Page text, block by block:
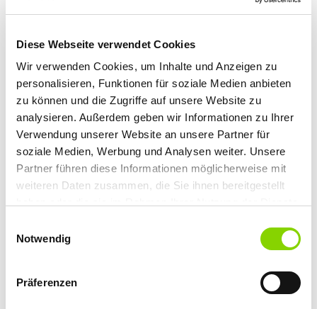
Diese Webseite verwendet Cookies
Wir verwenden Cookies, um Inhalte und Anzeigen zu
personalisieren, Funktionen für soziale Medien anbieten
zu können und die Zugriffe auf unsere Website zu
analysieren. Außerdem geben wir Informationen zu Ihrer
Verwendung unserer Website an unsere Partner für
soziale Medien, Werbung und Analysen weiter. Unsere
Partner führen diese Informationen möglicherweise mit
weiteren Daten zusammen, die Sie ihnen bereitgestellt
Cookies, wenn Sie unsere Webseite weiterhin nutzen.
Notwendig
Präferenzen
UNSERE BENEFITS
» Unbefristete Arbeitsverträge
» Hohe Eigenverantwortung
» Strukturiertes Onboarding
» Kostenlose Getränke
» Flexible Arbeitszeitmodelle auf Vertrauensbasis